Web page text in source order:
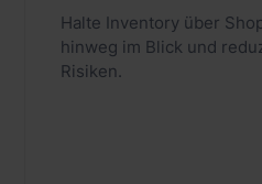
Halte Inventory über
hinweg im Blick und
Risiken.